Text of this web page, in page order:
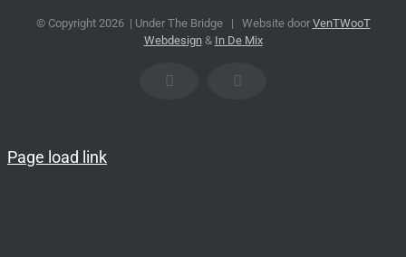
© Copyright 2026 | Under The Bridge | Website door VenTWooT
Webdesign& In De Mix
Facebook
E-
Page load link